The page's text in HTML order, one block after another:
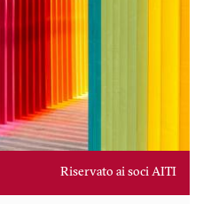
Riservato ai soci AITI